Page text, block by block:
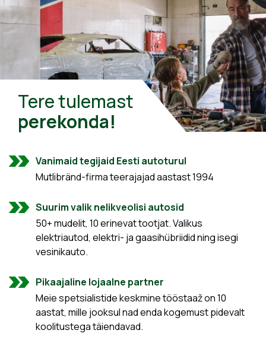
Tere tulemast
perekonda!
Vanimaid tegijaid Eesti autoturul
Mutlibränd-firma teerajajad aastast 1994
Suurim valik nelikveolisi autosid
50+ mudelit, 10 erinevat tootjat. Valikus
elektriautod, elektri- ja gaasihübriidid ning isegi
vesinikauto.
Pikaajaline lojaalne partner
Meie spetsialistide keskmine tööstaaž on 10
aastat, mille jooksul nad enda kogemust pidevalt
koolitustega täiendavad.